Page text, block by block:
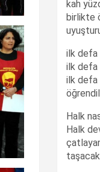
kah
birlikte
ilk defa
ilk defa
ilk defa
Halk
Halk